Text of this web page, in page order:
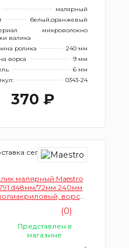
малярный
белый,оранжевый
валика
микроволокно
ролика
240 мм
ворса
9 мм
6 мм
0343-24
370 ₽
сегодня
малярный Maestro
d48мм/72мм 240мм
ворс
(0)
Представлен в
магазине